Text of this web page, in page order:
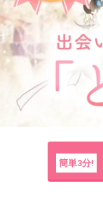
簡単3分!